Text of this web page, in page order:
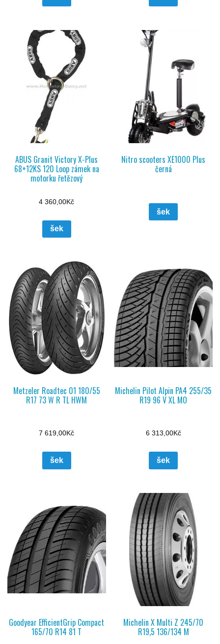
ABUS Granit Victory X-Plus
68+12KS 120 Loop zámek na
motorku řetězový
4 360,00Kč
šek
Nitro scooters XE1000 Plus
černá
šek
Metzeler Roadtec 01 180/55
R17 73 W R TL HWM
7 619,00Kč
šek
Michelin Pilot Alpin PA4 255/35
R19 96 V XL MO
6 313,00Kč
šek
Goodyear EfficientGrip Compact
165/70 R14 81 T
Michelin X Multi Z 245/70
R19,5 136/134 M